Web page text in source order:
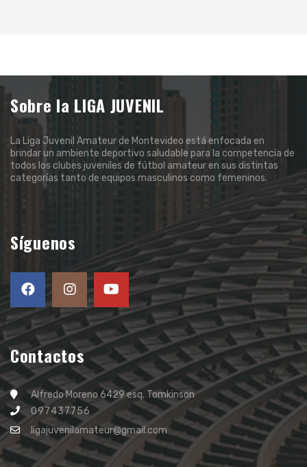
Sobre la LIGA JUVENIL
La Liga Juvenil Amateur de Montevideo está enfocada en
brindar un ambiente deportivo saludable para la competencia de
todos los clubes juveniles de fútbol amateur en sus distintas
categorías tanto de equipos masculinos como femeninos.
Síguenos
Contactos
Alfredo Moreno 6429 esq. Tomkinson
097437756
ligajuvenilamateur@gmail.com